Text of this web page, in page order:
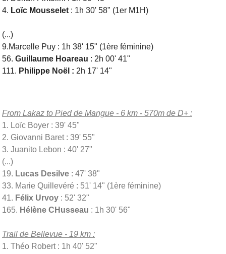
4. Loïc Mousselet : 1h 30' 58" (1er M1H)
(...)
9.Marcelle Puy : 1h 38' 15" (1ère féminine)
56. Guillaume Hoareau : 2h 00' 41"
111. Philippe Noël : 2h 17' 14"
From Lakaz to Pied de Mangue - 6 km - 570m de D+ :
1. Loïc Boyer : 39' 45"
2. Giovanni Baret : 39' 55"
3. Juanito Lebon : 40' 27"
(...)
19. Lucas Desilve : 47' 38"
33. Marie Quillevéré : 51' 14" (1ère féminine)
41. Félix Urvoy : 52' 32"
165. Hélène CHusseau : 1h 30' 56"
Trail de Bellevue - 19 km :
1. Théo Robert : 1h 40' 52"